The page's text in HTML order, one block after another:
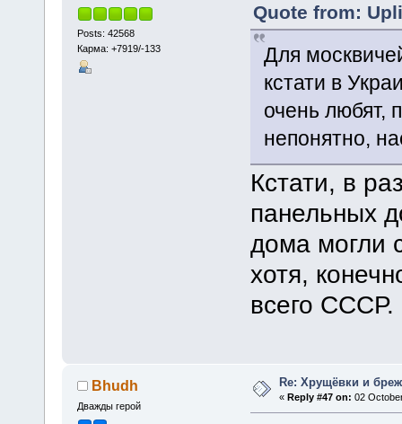
Posts: 42568
Карма: +7919/-133
Quote from:
Для
кстати в
очень любят,
непонятно,
Кстати, в
панельных
дома могли
хотя,
всего СССР.
Bhudh
Дважды герой
Re: Хрущёвки и
« Reply #47 on: 02